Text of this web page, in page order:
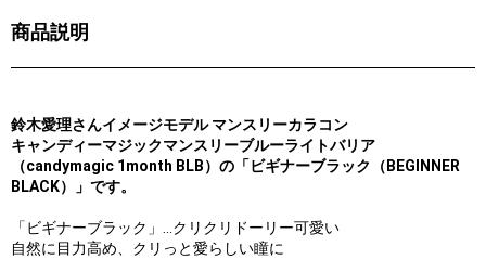
商品説明
鈴木愛理さんイメージモデル マンスリーカラコン
キャンディーマジックマンスリーブルーライトバリア
（candymagic 1month BLB）の「ビギナーブラック（BEGINNER
BLACK）」です。
「ビギナーブラック」…クリクリドーリー可愛い
自然に目力高め、クリっと愛らしい瞳に